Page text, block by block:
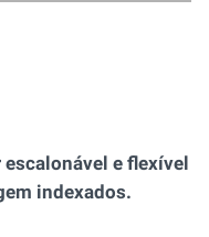
e flexível
indexados.